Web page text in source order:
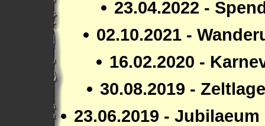
23.04.2022 -
02.10.2021 -
16.02.2020 -
30.08.2019 -
23.06.2019 -